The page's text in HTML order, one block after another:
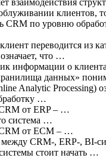
взаимодействия
клиентов,
CRM по уровню
переводится из
что …
информации о
данных»
Analytic Processing)
…
от ERP – …
система …
от ECM – …
CRM-, ERP-, BI-
стоит начать …